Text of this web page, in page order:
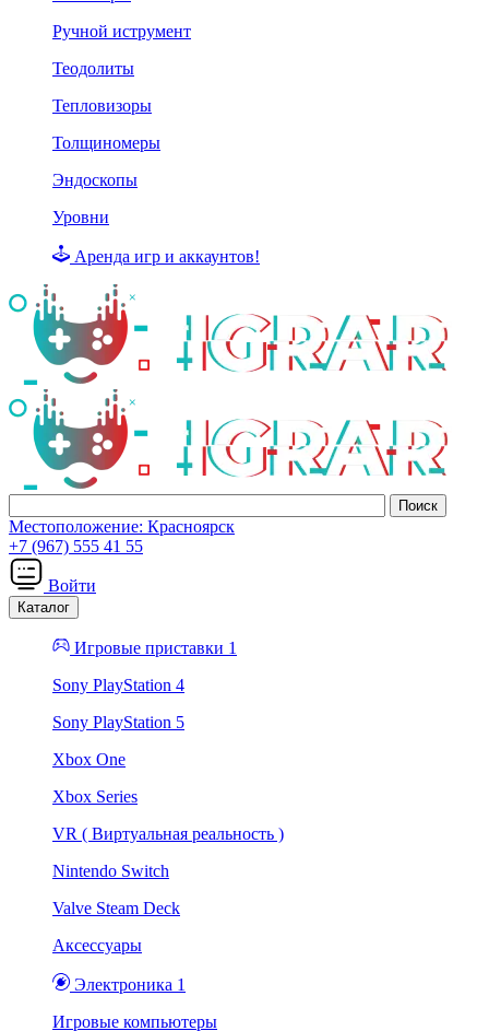
Ручной иструмент
Теодолиты
Тепловизоры
Толщиномеры
Эндоскопы
Уровни
Аренда игр и аккаунтов!
Местоположение: Красноярск
+7 (967) 555 41 55
Войти
Каталог
Игровые приставки 1
Sony PlayStation 4
Sony PlayStation 5
Xbox One
Xbox Series
VR ( Виртуальная реальность )
Nintendo Switch
Valve Steam Deck
Аксессуары
Электроника 1
Игровые компьютеры